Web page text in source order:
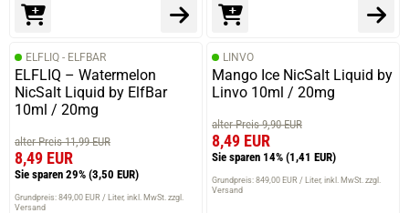
ELFLIQ - ELFBAR
ELFLIQ – Watermelon
NicSalt Liquid by ElfBar
10ml / 20mg
alter Preis 11,99 EUR
8,49 EUR
Sie sparen 29% (3,50 EUR)
Grundpreis: 849,00 EUR / Liter inkl. MwSt. zzgl.
Versand
LINVO
Mango Ice NicSalt Liquid by
Linvo 10ml / 20mg
alter Preis 9,90 EUR
8,49 EUR
Sie sparen 14% (1,41 EUR)
Grundpreis: 849,00 EUR / Liter inkl. MwSt. zzgl.
Versand